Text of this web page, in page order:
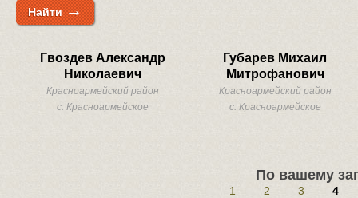
Найти→
Гвоздев Александр
Николаевич
Красноармейский район
с. Красноармейское
Губарев Михаил
Митрофанович
Красноармейский район
с. Красноармейское
По вашему
1 2 3 4